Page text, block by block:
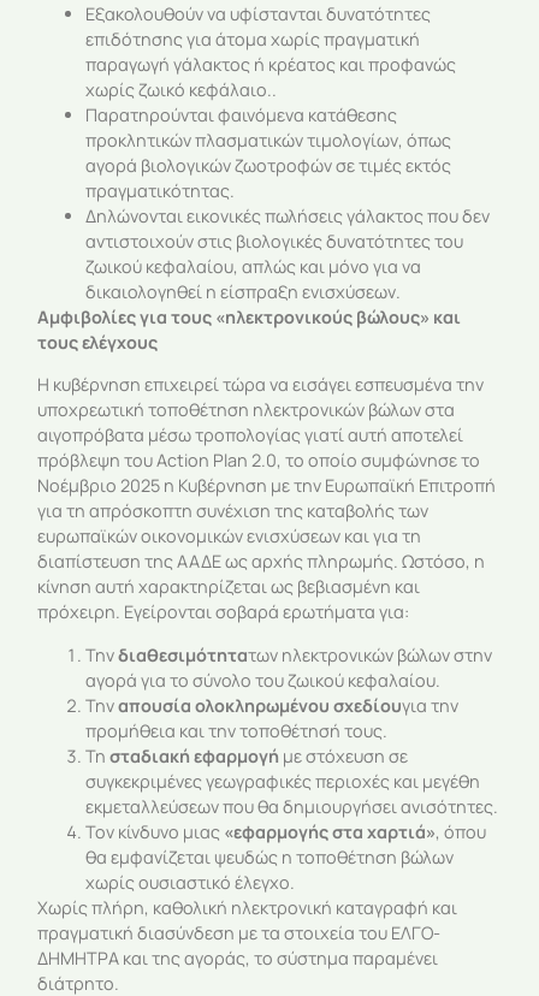
Εξακολουθούν να υφίστανται δυνατότητες
επιδότησης για άτομα χωρίς πραγματική
παραγωγή γάλακτος ή κρέατος και προφανώς
χωρίς ζωικό κεφάλαιο..
Παρατηρούνται φαινόμενα κατάθεσης
προκλητικών πλασματικών τιμολογίων, όπως
αγορά βιολογικών ζωοτροφών σε τιμές εκτός
πραγματικότητας.
Δηλώνονται εικονικές πωλήσεις γάλακτος που δεν
αντιστοιχούν στις βιολογικές δυνατότητες του
ζωικού κεφαλαίου, απλώς και μόνο για να
δικαιολογηθεί η είσπραξη ενισχύσεων.
Αμφιβολίες για τους «ηλεκτρονικούς βώλους» και
τους ελέγχους
Η κυβέρνηση επιχειρεί τώρα να εισάγει εσπευσμένα την
υποχρεωτική τοποθέτηση ηλεκτρονικών βώλων στα
αιγοπρόβατα μέσω τροπολογίας γιατί αυτή αποτελεί
πρόβλεψη του Action Plan 2.0, το οποίο συμφώνησε το
Νοέμβριο 2025 η Κυβέρνηση με την Ευρωπαϊκή Επιτροπή
για τη απρόσκοπτη συνέχιση της καταβολής των
ευρωπαϊκών οικονομικών ενισχύσεων και για τη
διαπίστευση της ΑΑΔΕ ως αρχής πληρωμής. Ωστόσο, η
κίνηση αυτή χαρακτηρίζεται ως βεβιασμένη και
πρόχειρη. Εγείρονται σοβαρά ερωτήματα για:
Τηνδιαθεσιμότητατων ηλεκτρονικών βώλων στην
αγορά για το σύνολο του ζωικού κεφαλαίου.
Τηναπουσία ολοκληρωμένου σχεδίουγια την
προμήθεια και την τοποθέτησή τους.
Τησταδιακή εφαρμογή με στόχευση σε
συγκεκριμένες γεωγραφικές περιοχές και μεγέθη
εκμεταλλεύσεων που θα δημιουργήσει ανισότητες.
Τον κίνδυνο μιας «εφαρμογής στα χαρτιά», όπου
θα εμφανίζεται ψευδώς η τοποθέτηση βώλων
χωρίς ουσιαστικό έλεγχο.
Χωρίς πλήρη, καθολική ηλεκτρονική καταγραφή και
πραγματική διασύνδεση με τα στοιχεία του ΕΛΓΟ-
ΔΗΜΗΤΡΑ και της αγοράς, το σύστημα παραμένει
διάτρητο.